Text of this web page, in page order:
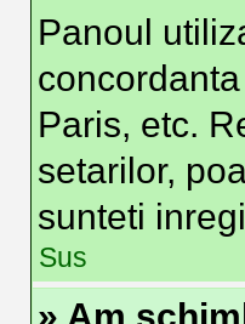
Panoul
Paris, etc.
setarilor,
sunteti
Sus